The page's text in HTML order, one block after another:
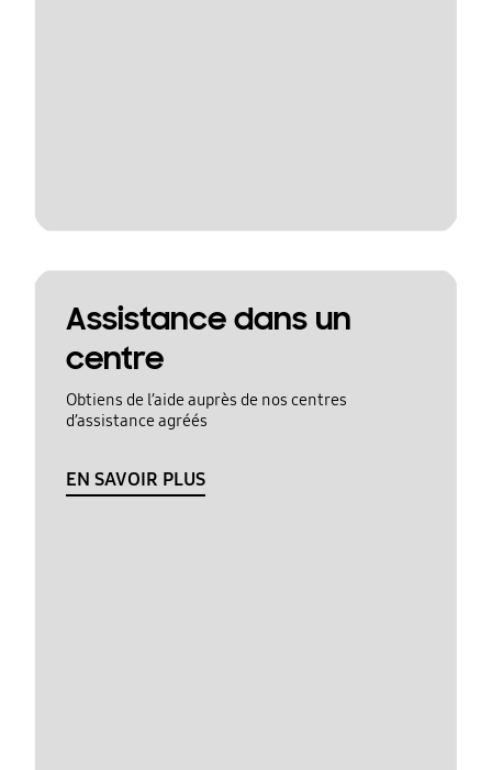
Assistance dans un
centre
Obtiens de l’aide auprès de nos centres
d’assistance agréés
EN SAVOIR PLUS